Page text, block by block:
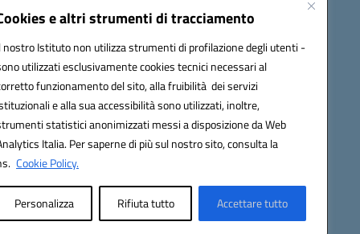
e altri strumenti di tracciamento
nostro Istituto non utilizza strumenti di profilazione degli utenti -
utilizzati esclusivamente cookies tecnici necessari al
funzionamento del sito, alla fruibilità dei servizi
e alla sua accessibilità sono utilizzati, inoltre,
statistici anonimizzati messi a disposizione da Web
Italia. Per saperne di più sul nostro sito, consulta la
Cookie Policy.
Personalizza Rifiuta tutto Accettare tutto
ufficio: UFOYYV | C.Fisc: 93056740637